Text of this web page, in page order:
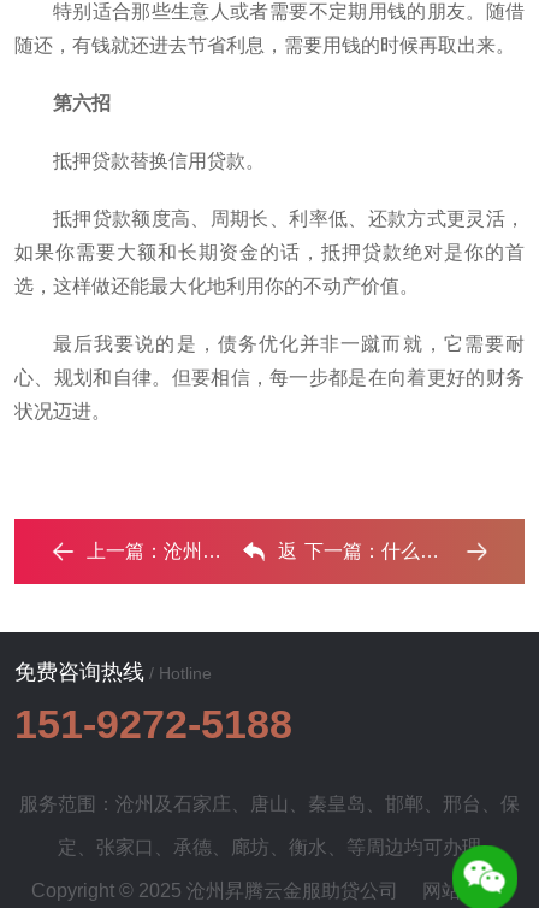
特别适合那些生意人或者需要不定期用钱的朋友。随借
随还，有钱就还进去节省利息，需要用钱的时候再取出来。
第六招
抵押贷款替换信用贷款。
抵押贷款额度高、周期长、利率低、还款方式更灵活，
如果你需要大额和长期资金的话，抵押贷款绝对是你的首
选，这样做还能最大化地利用你的不动产价值。
最后我要说的是，债务优化并非一蹴而就，它需要耐
心、规划和自律。但要相信，每一步都是在向着更好的财务
状况迈进。
上一篇： 沧州个人如何申请债务整合？‌ 返 下一篇：什么是债务优化，沧州债务优化有什么效果？ ...‌
免费咨询热线 / Hotline
151-9272-5188
服务范围：沧州及石家庄 唐山 秦皇岛 邯郸 邢台 保
定 张家口 承德 廊坊 衡水 、等周边均可办理
Copyright © 2025 沧州昇腾云金服助贷公司 网站地图|